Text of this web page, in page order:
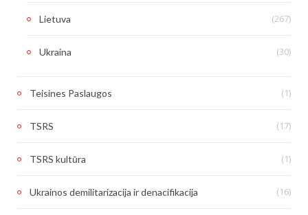
Lietuva (267)
Ukraina (30)
Teisines Paslaugos (1)
TSRS (17)
TSRS kultūra (1)
Ukrainos demilitarizacija ir denacifikacija (16)